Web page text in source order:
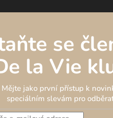
se
la Vie
Mějte jako první přístup k
speciálním slevám pro